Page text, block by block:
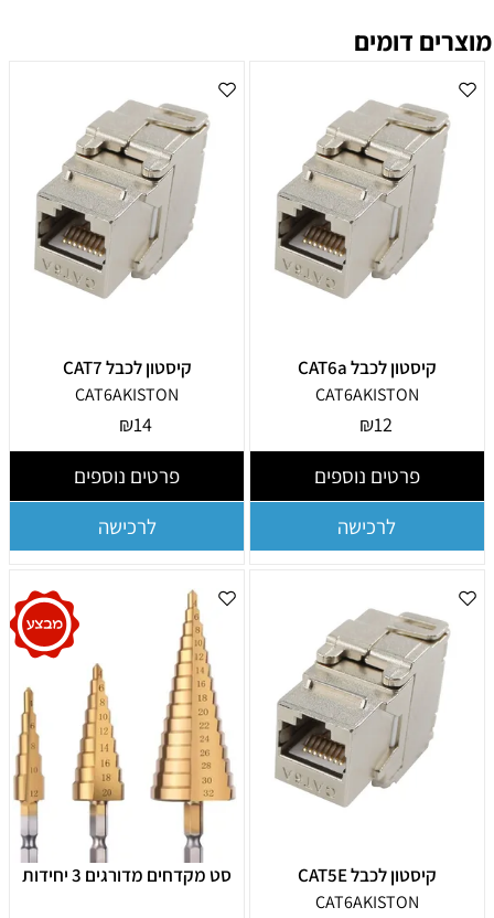
מוצרים דומים
קיסטון לכבל CAT6a
CAT6AKISTON
₪12
פרטים נוספים
לרכישה
קיסטון לכבל CAT7
CAT6AKISTON
₪14
פרטים נוספים
לרכישה
קיסטון לכבל CAT5E
CAT6AKISTON
סט מקדחים מדורגים 3 יחידות